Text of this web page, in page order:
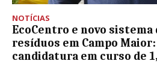
NOTÍCIAS
EcoCentro e novo sistema
resíduos em Campo
candidatura em curso de